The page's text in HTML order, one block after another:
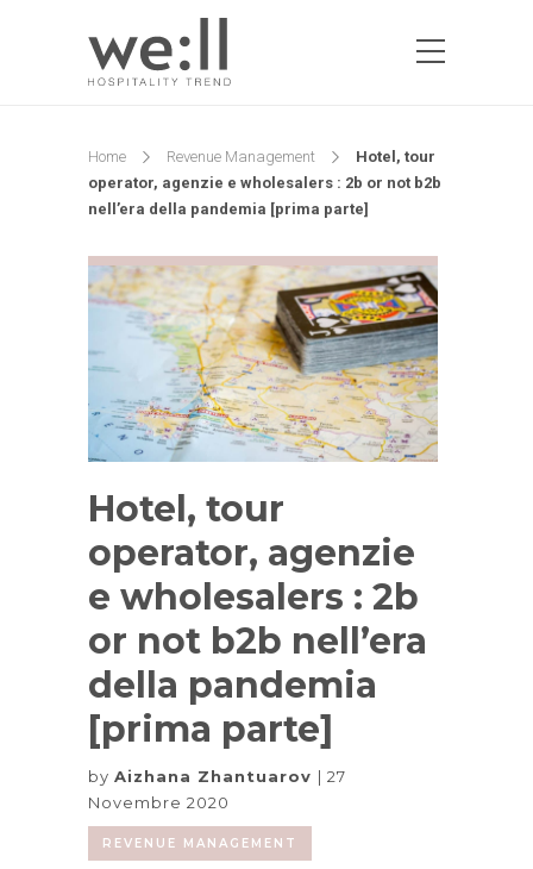
Home Revenue Management
Hotel, tour
operator, agenzie e wholesalers : 2b or not b2b
nell’era della pandemia [prima parte]
Hotel, tour
operator, agenzie
e wholesalers : 2b
or not b2b nell’era
della pandemia
[prima parte]
by Aizhana Zhantuarov
27
Novembre 2020
REVENUE MANAGEMENT